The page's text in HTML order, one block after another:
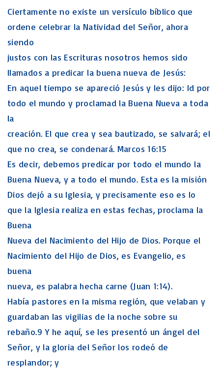
Ciertamente no existe un versículo bíblico que
ordene celebrar la Natividad del Señor, ahora
siendo
justos con las Escrituras nosotros hemos sido
llamados a predicar la buena nueva de Jesús:
En aquel tiempo se apareció Jesús y les dijo: Id por
todo el mundo y proclamad la Buena Nueva a toda
la
creación. El que crea y sea bautizado, se salvará; el
que no crea, se condenará. Marcos 16:15
Es decir, debemos predicar por todo el mundo la
Buena Nueva, y a todo el mundo. Esta es la misión
Dios dejó a su Iglesia, y precisamente eso es lo
que la Iglesia realiza en estas fechas, proclama la
Buena
Nueva del Nacimiento del Hijo de Dios. Porque el
Nacimiento del Hijo de Dios, es Evangelio, es
buena
nueva, es palabra hecha carne (Juan 1:14).
Había pastores en la misma región, que velaban y
guardaban las vigilias de la noche sobre su
rebaño.9 Y he aquí, se les presentó un ángel del
Señor, y la gloria del Señor los rodeó de
resplandor; y